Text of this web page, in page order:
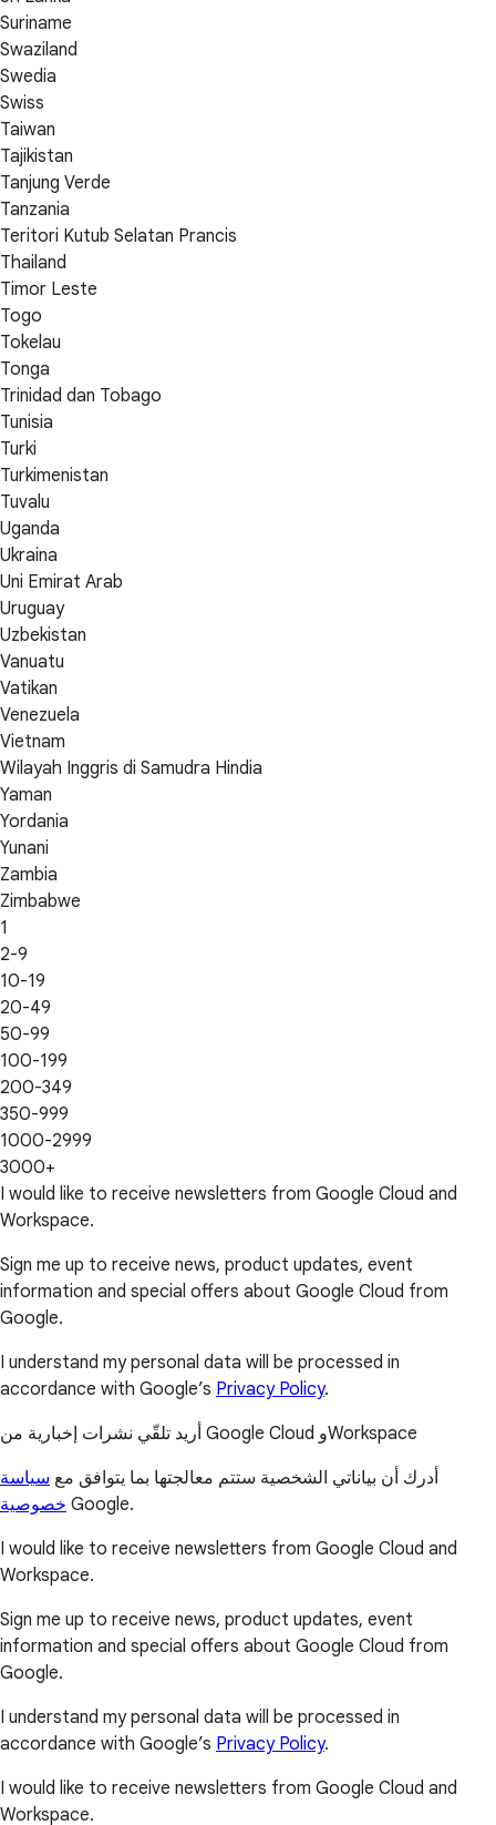
Suriname
Swaziland
Swedia
Swiss
Taiwan
Tajikistan
Tanjung Verde
Tanzania
Teritori Kutub Selatan Prancis
Thailand
Timor Leste
Togo
Tokelau
Tonga
Trinidad dan Tobago
Tunisia
Turki
Turkimenistan
Tuvalu
Uganda
Ukraina
Uni Emirat Arab
Uruguay
Uzbekistan
Vanuatu
Vatikan
Venezuela
Vietnam
Wilayah Inggris di Samudra Hindia
Yaman
Yordania
Yunani
Zambia
Zimbabwe
1
2-9
10-19
20-49
50-99
100-199
200-349
350-999
1000-2999
3000+
I would like to receive newsletters from Google Cloud and
Workspace.
Sign me up to receive news, product updates, event
information and special offers about Google Cloud from
Google.
I understand my personal data will be processed in
accordance with Google’s Privacy Policy.
أريد تلقّي نشرات إخبارية من Google Cloud وWorkspace
أدرك أن بياناتي الشخصية ستتم معالجتها بما يتوافق مع سياسة
خصوصية Google.
I would like to receive newsletters from Google Cloud and
Workspace.
Sign me up to receive news, product updates, event
information and special offers about Google Cloud from
Google.
I understand my personal data will be processed in
accordance with Google’s Privacy Policy.
I would like to receive newsletters from Google Cloud and
Workspace.